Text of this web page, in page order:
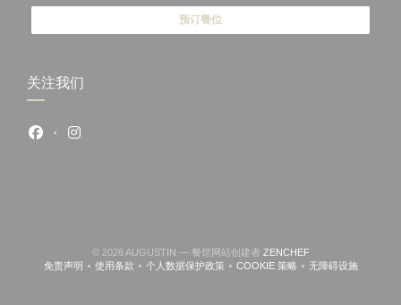
预订餐位
关注我们
Facebook ((在新窗口中打开))
Instagram ((在新窗口中打开))
© 2026 AUGUSTIN — 餐馆网站创建者 ZENCHEF((在新窗口中打开))
免责声明((在新窗口中打开))
使用条款((在新窗口中打开))
个人数据保护政策((在新窗口中打开))
COOKIE 策略((在新窗口中打开))
无障碍设施
((在新窗口中打